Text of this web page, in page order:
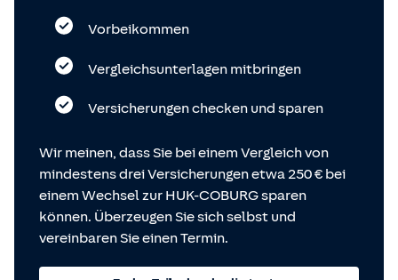
Vorbeikommen
Vergleichsunterlagen mitbringen
Versicherungen checken und sparen
Wir meinen, dass Sie bei einem Vergleich von
mindestens drei Versicherungen etwa 250 € bei
einem Wechsel zur HUK-COBURG sparen
können. Überzeugen Sie sich selbst und
vereinbaren Sie einen Termin.